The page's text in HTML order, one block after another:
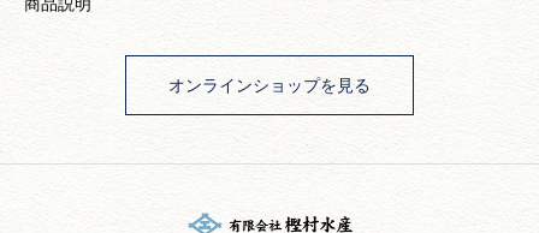
商品説明
オンラインショップを見る